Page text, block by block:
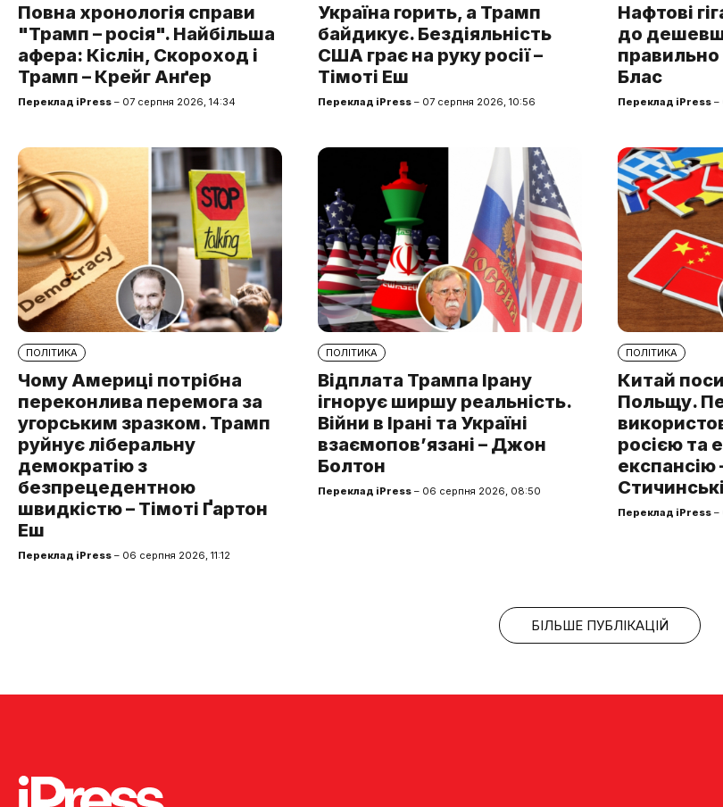
Повна хронологія справи
"Трамп – росія". Найбільша
афера: Кіслін, Скороход і
Трамп – Крейг Анґер
Переклад iPress – 07 серпня 2026, 14:34
Україна горить, а Трамп
байдикує. Бездіяльність
США грає на руку росії –
Тімоті Еш
Переклад iPress – 07 серпня 2026, 10:56
Нафтові
до
Блас
Переклад iPress –
ПОЛІТИКА
Чому Америці потрібна
переконлива перемога за
угорським зразком. Трамп
руйнує ліберальну
демократію з
безпрецедентною
швидкістю – Тімоті Ґартон
Еш
Переклад iPress – 06 серпня 2026, 11:12
ПОЛІТИКА
Відплата Трампа Ірану
ігнорує ширшу реальність.
Війни в Ірані та Україні
взаємопов’язані – Джон
Болтон
Переклад iPress – 06 серпня 2026, 08:50
ПОЛІТИКА
Китай
Польщу.
росією та
експансію
Стичинські
Переклад iPress –
БІЛЬШЕ ПУБЛІКАЦІЙ